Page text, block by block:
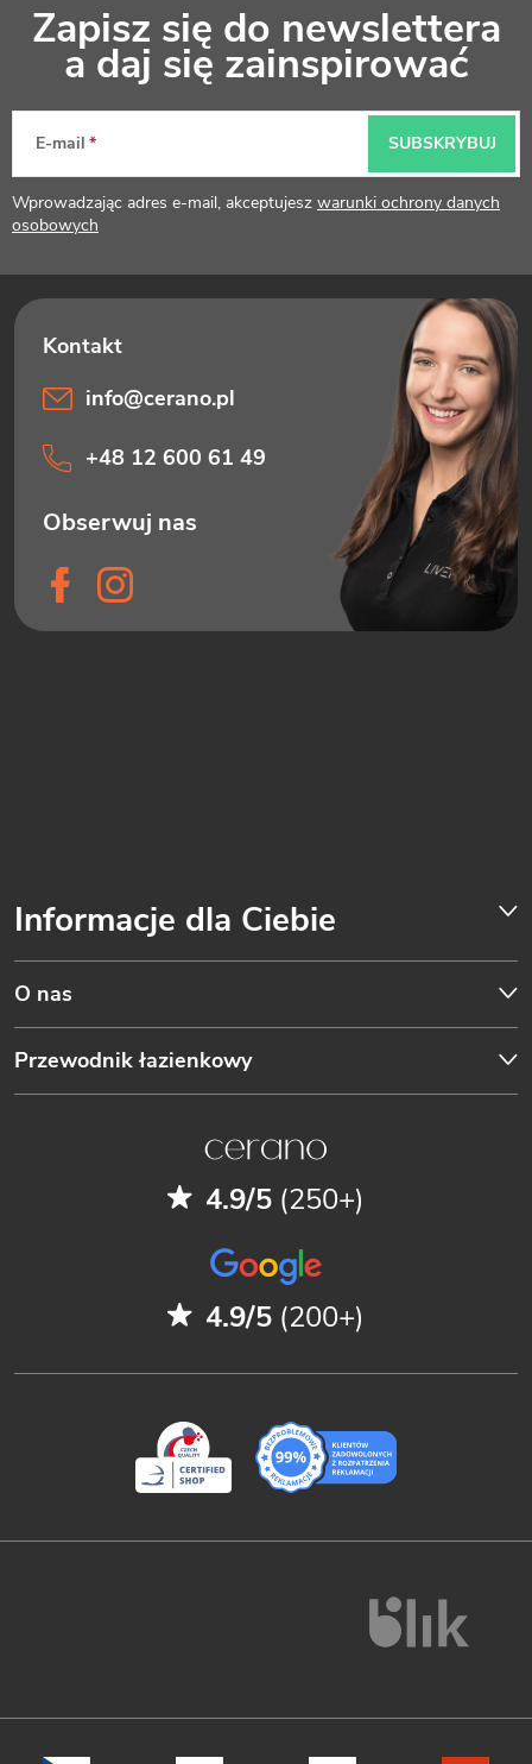
k
a
Zapisz się do newslettera
a daj się zainspirować
E-mail
Wprowadzając adres e-mail, akceptujesz warunki ochrony danych
osobowych
SUBSKRYBUJ
Informacje dla Ciebie
O nas
Przewodnik łazienkowy
info@cerano.pl
+48 12 600 61 49
4.9/5 (250+)
4.9/5 (200+)